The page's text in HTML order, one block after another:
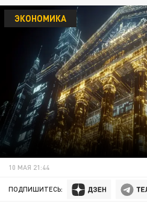
ЭКОНОМИКА
10 МАЯ 21:44
ПОДПИШИТЕСЬ: